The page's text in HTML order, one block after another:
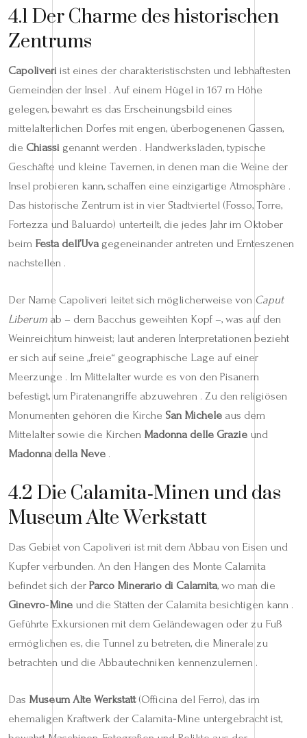
4.1 Der Charme des historischen
Zentrums
Capoliveri ist eines der charakteristischsten und lebhaftesten
Gemeinden der Insel . Auf einem Hügel in 167 m Höhe
gelegen, bewahrt es das Erscheinungsbild eines
mittelalterlichen Dorfes mit engen, überbogenenen Gassen,
die Chiassi genannt werden . Handwerksläden, typische
Geschäfte und kleine Tavernen, in denen man die Weine der
Insel probieren kann, schaffen eine einzigartige Atmosphäre .
Das historische Zentrum ist in vier Stadtviertel (Fosso, Torre,
Fortezza und Baluardo) unterteilt, die jedes Jahr im Oktober
beim Festa dell’Uvagegeneinander antreten und Ernteszenen
nachstellen .
Der Name Capoliveri leitet sich möglicherweise von Caput
Liberum ab – dem Bacchus geweihten Kopf –, was auf den
Weinreichtum hinweist; laut anderen Interpretationen bezieht
er sich auf seine „freie“ geographische Lage auf einer
Meerzunge . Im Mittelalter wurde es von den Pisanern
befestigt, um Piratenangriffe abzuwehren . Zu den religiösen
Monumenten gehören die Kirche San Michele aus dem
Mittelalter sowie die Kirchen Madonna delle Grazie und
Madonna della Neve .
4.2 Die Calamita‑Minen und das
Museum Alte Werkstatt
Das Gebiet von Capoliveri ist mit dem Abbau von Eisen und
Kupfer verbunden. An den Hängen des Monte Calamita
befindet sich der Parco Minerario di Calamita, wo man die
Ginevro‑Mine und die Stätten der Calamita besichtigen kann .
Geführte Exkursionen mit dem Geländewagen oder zu Fuß
ermöglichen es, die Tunnel zu betreten, die Minerale zu
betrachten und die Abbautechniken kennenzulernen .
Das Museum Alte Werkstatt(Officina del Ferro), das im
ehemaligen Kraftwerk der Calamita‑Mine untergebracht ist,